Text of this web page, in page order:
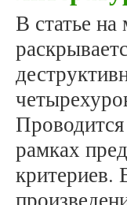
В статье
рамках
критериев.